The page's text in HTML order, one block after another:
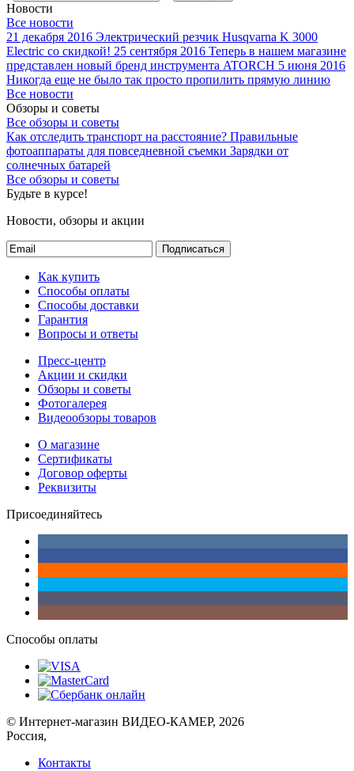
Новости
Все новости
21 декабря 2016 Электрический резчик Husqvarna K 3000
Electric со скидкой! 25 сентября 2016 Теперь в нашем магазине
представлен новый бренд инструмента ATORCH 5 июня 2016
Никогда еще не было так просто пропилить прямую линию
Все новости
Обзоры и советы
Все обзоры и советы
Как отследить транспорт на расстояние? Правильные
фотоаппараты для повседневной съемки Зарядки от
солнечных батарей
Все обзоры и советы
Будьте в курсе!
Новости, обзоры и акции
Подписаться
Как купить
Способы оплаты
Способы доставки
Гарантия
Вопросы и ответы
Пресс-центр
Акции и скидки
Обзоры и советы
Фотогалерея
Видеообзоры товаров
О магазине
Сертификаты
Договор оферты
Реквизиты
Присоединяйтесь
Способы оплаты
© Интернет-магазин ВИДЕО-КАМЕР, 2026
Россия,
Контакты